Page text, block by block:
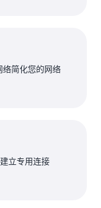
络简化您的网络
立专用连接